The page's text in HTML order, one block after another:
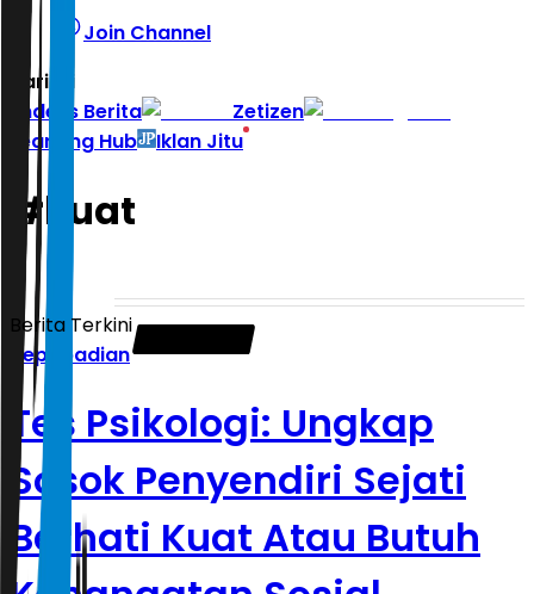
Join Channel
Hari ini
Indeks Berita
Zetizen
Learning Hub
Iklan Jitu
#kuat
Berita Terkini
Kepribadian
Tes Psikologi: Ungkap
Sosok Penyendiri Sejati
Berhati Kuat Atau Butuh